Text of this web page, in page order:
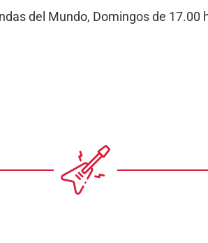
del Mundo, Domingos de 17.00